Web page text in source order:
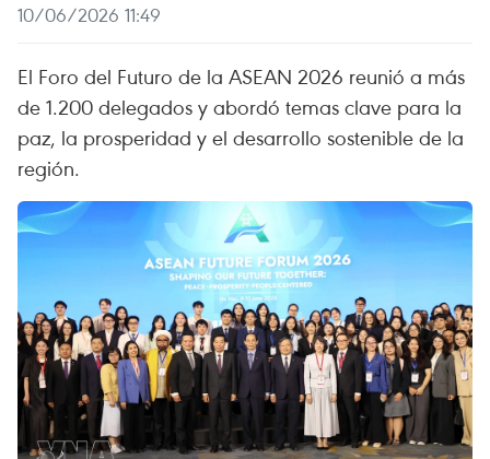
10/06/2026 11:49
El Foro del Futuro de la ASEAN 2026 reunió a más
de 1.200 delegados y abordó temas clave para la
paz, la prosperidad y el desarrollo sostenible de la
región.